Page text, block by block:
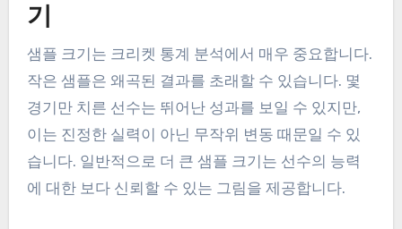
기
샘플 크기는 크리켓 통계 분석에서 매우 중요합니다.
작은 샘플은 왜곡된 결과를 초래할 수 있습니다. 몇
경기만 치른 선수는 뛰어난 성과를 보일 수 있지만,
이는 진정한 실력이 아닌 무작위 변동 때문일 수 있
습니다. 일반적으로 더 큰 샘플 크기는 선수의 능력
에 대한 보다 신뢰할 수 있는 그림을 제공합니다.